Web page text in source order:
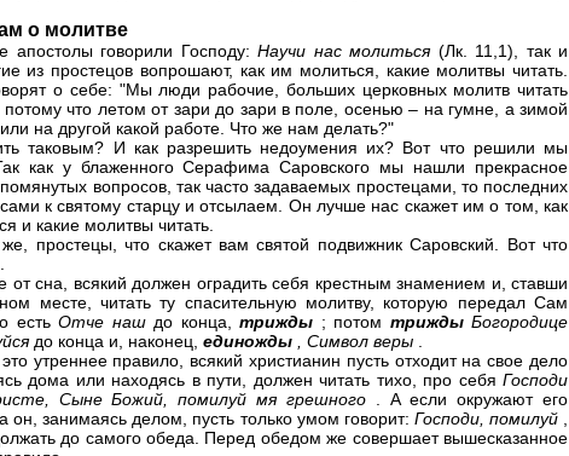
о молитве
апостолы говорили Господу:Научи нас молиться (Лк. 11,1), так и
из простецов вопрошают, как им молиться, какие молитвы читать.
о себе: "Мы люди рабочие, больших церковных молитв читать
что летом от зари до зари в поле, осенью – на гумне, а зимой
на другой какой работе. Что же нам делать?"
таковым? И как разрешить недоумения их? Вот что решили мы
как у блаженного Серафима Саровского мы нашли прекрасное
вопросов, так часто задаваемых простецами, то последних
к святому старцу и отсылаем. Он лучше нас скажет им о том, как
и какие молитвы читать.
простецы, что скажет вам святой подвижник Саровский. Вот что
от сна, всякий должен оградить себя крестным знамением и, ставши
месте, читать ту спасительную молитву, которую передал Сам
естьОтче наш до конца,трижды ; потом триждыБогородице
до конца и, наконец, единожды , Символ веры
утреннее правило, всякий христианин пусть отходит на свое дело
дома или находясь в пути, должен читать тихо, про себя Господи
Сыне Божий, помилуй мя грешного
. А если окружают его
он, занимаясь делом, пусть только умом говорит: Господи, помилуй
до самого обеда. Перед обедом же совершает вышесказанное